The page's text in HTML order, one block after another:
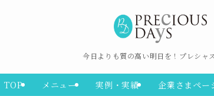
今日よりも質の高い明日を！プレシャ
TOP メニュー 実例・実績 企業さまペー